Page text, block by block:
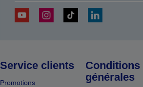
Service clients
Promotions
Conditions
générales